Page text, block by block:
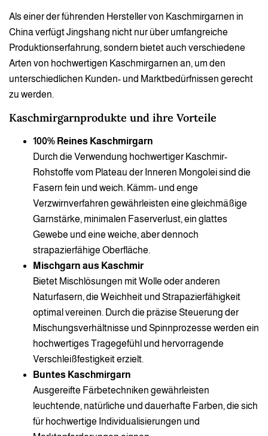
Als einer der führenden Hersteller von Kaschmirgarnen in
China verfügt Jingshang nicht nur über umfangreiche
Produktionserfahrung, sondern bietet auch verschiedene
Arten von hochwertigen Kaschmirgarnen an, um den
unterschiedlichen Kunden- und Marktbedürfnissen gerecht
zu werden.
Kaschmirgarnprodukte und ihre Vorteile
100% Reines Kaschmirgarn
Durch die Verwendung hochwertiger Kaschmir-
Rohstoffe vom Plateau der Inneren Mongolei sind die
Fasern fein und weich. Kämm- und enge
Verzwirnverfahren gewährleisten eine gleichmäßige
Garnstärke, minimalen Faserverlust, ein glattes
Gewebe und eine weiche, aber dennoch
strapazierfähige Oberfläche.
Mischgarn aus Kaschmir
Bietet Mischlösungen mit Wolle oder anderen
Naturfasern, die Weichheit und Strapazierfähigkeit
optimal vereinen. Durch die präzise Steuerung der
Mischungsverhältnisse und Spinnprozesse werden ein
hochwertiges Tragegefühl und hervorragende
Verschleißfestigkeit erzielt.
Buntes Kaschmirgarn
Ausgereifte Färbetechniken gewährleisten
leuchtende, natürliche und dauerhafte Farben, die sich
für hochwertige Individualisierungen und